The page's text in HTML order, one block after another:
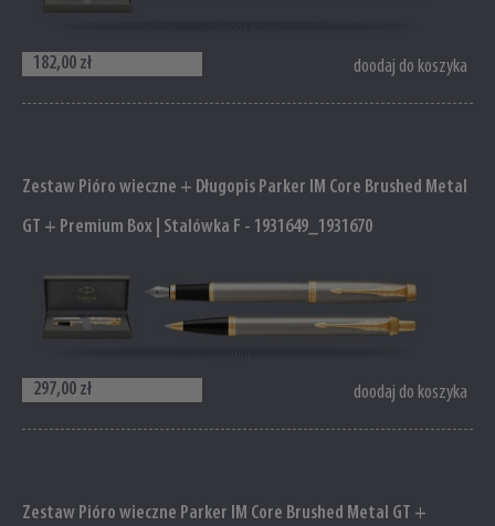
182,00 zł doodaj do koszyka
Zestaw Pióro wieczne + Długopis Parker IM Core Brushed Metal
GT + Premium Box | Stalówka F - 1931649_1931670
297,00 zł doodaj do koszyka
Zestaw Pióro wieczne Parker IM Core Brushed Metal GT +